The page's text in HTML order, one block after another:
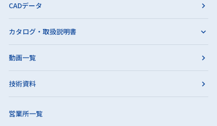
CADデータ
カタログ・取扱説明書
動画一覧
技術資料
営業所一覧